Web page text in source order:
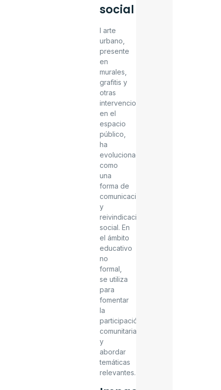
social
l arte
urbano,
presente
en
murales,
grafitis y
otras
intervenciones
en el
espacio
público,
ha
evolucionado
como
una
forma de
comunicación
y
reivindicación
social. En
el ámbito
educativo
no
formal,
se utiliza
para
fomentar
la
participación
comunitaria
y
abordar
temáticas
relevantes.